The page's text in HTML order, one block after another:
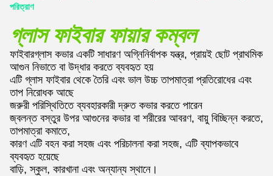
পরিত্রাণ
গ্লাস ফাইবার ফায়ার কম্বল
ফাইবারগ্লাস কভার একটি সাধারণ অগ্নিনির্বাপক যন্ত্র, প্রায়ই ছোট প্রাথমিক
আগুন নিভাতে বা উদ্ধার করতে ব্যবহৃত হয়
এটি গ্লাস ফাইবার থেকে তৈরি এবং ভাল উচ্চ তাপমাত্রা প্রতিরোধের এবং
তাপ নিরোধক আছে
জরুরী পরিস্থিতিতে ব্যবহারকারী দ্রুত কভার করতে পারেন
জ্বলন্ত বস্তুর উপর আগুনের কভার বা শরীরের আবরণ, বায়ু বিচ্ছিন্ন করতে,
তাপমাত্রা কমাতে,
কারণ এটি বহন করা সহজ এবং পরিচালনা করা সহজ, এটি ব্যাপকভাবে
ব্যবহৃত হয়েছে
বাড়ি, স্কুল, কারখানা এবং অন্যান্য স্থানে।